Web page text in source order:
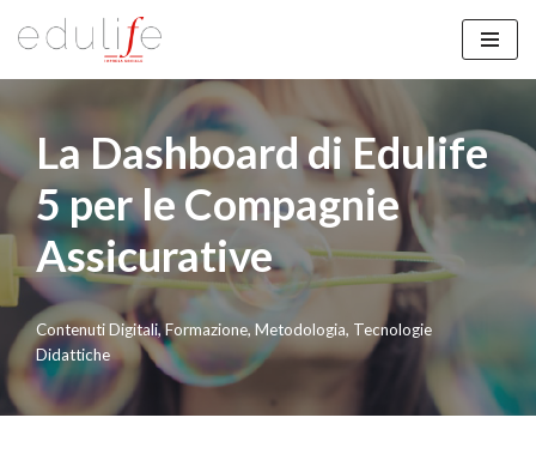
La Dashboard di Edulife
5 per le Compagnie
Assicurative
Contenuti Digitali,Formazione, Metodologia, Tecnologie
Didattiche